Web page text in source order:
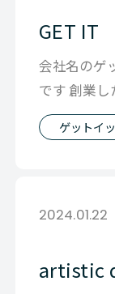
GET IT
会社名のゲ
です 創業
まりこだわ
ゲットイ
2024.01.22
artistic